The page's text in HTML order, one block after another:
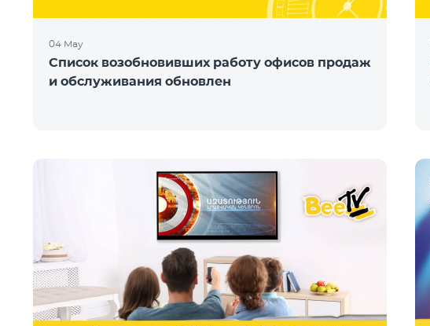
04 May
Список возобновивших работу офисов продаж
и обслуживания обновлен